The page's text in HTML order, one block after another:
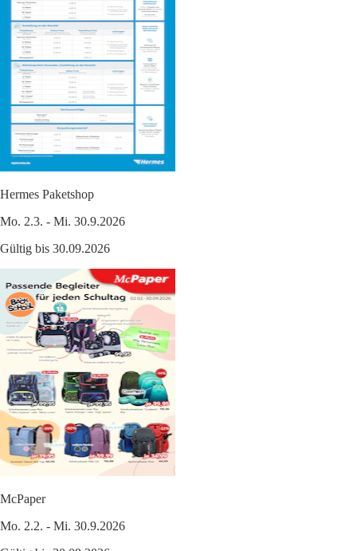
Hermes Paketshop
Mo. 2.3. - Mi. 30.9.2026
Gültig bis 30.09.2026
McPaper
Mo. 2.2. - Mi. 30.9.2026